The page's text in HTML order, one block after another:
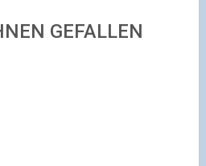
GEFALLEN